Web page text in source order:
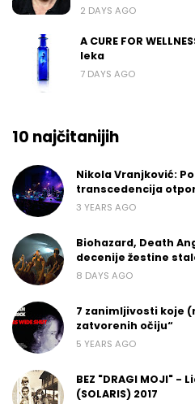
2 DAYS AGO
A CURE FOR
leka
7 DAYS AGO
10 najčitanijih
Nikola Vranjković:
transcedencija
3 YEARS AGO
Biohazard, Death
decenije žestine
8 DAYS AGO
7 zanimljivosti koje
zatvorenih očiju“
5 YEARS AGO
BEZ "DRAGI MOJI" -
(SOLARIS) 2017